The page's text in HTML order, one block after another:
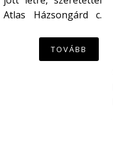
Házsongárd c.
TOVÁBB